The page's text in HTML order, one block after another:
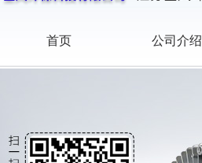
首页 公司介绍